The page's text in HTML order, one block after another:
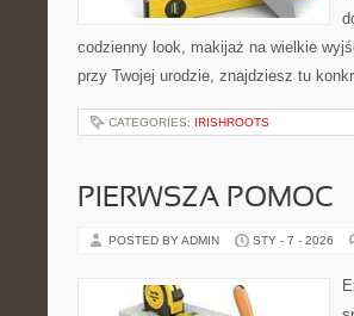
codzienny look, makijaż na wielkie
przy Twojej urodzie, znajdziesz tu
CATEGORIES: IRISHROOTS
PIERWSZA POMOC
POSTED BY ADMIN STY - 7 - 2026